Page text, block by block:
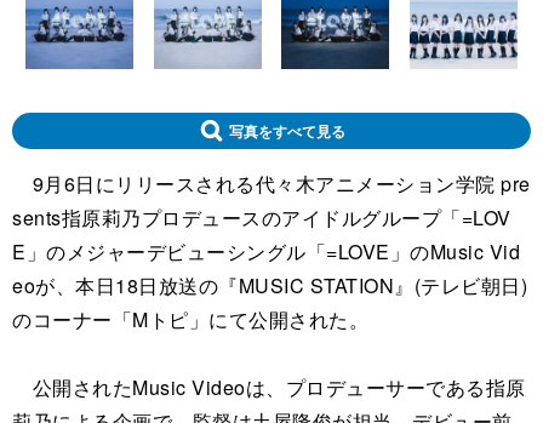
写真をすべて見る
9月6日にリリースされる代々木アニメーション学院 pre
sents指原莉乃プロデュースのアイドルグループ「=LOV
E」のメジャーデビューシングル「=LOVE」のMusic Vid
eoが、本日18日放送の『MUSIC STATION』(テレビ朝日)
のコーナー「Mトピ」にて公開された。
公開されたMusic Videoは、プロデューサーである指原